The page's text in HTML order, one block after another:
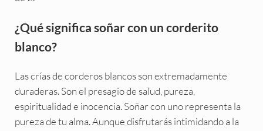
¿Qué significa soñar con un corderito
blanco?
Las crías de corderos blancos son extremadamente
duraderas. Son el presagio de salud, pureza,
espiritualidad e inocencia. Soñar con uno representa la
pureza de tu alma. Aunque disfrutarás intimidando a la